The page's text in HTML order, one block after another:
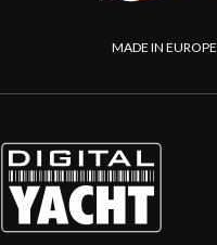
MADE IN EUROPE